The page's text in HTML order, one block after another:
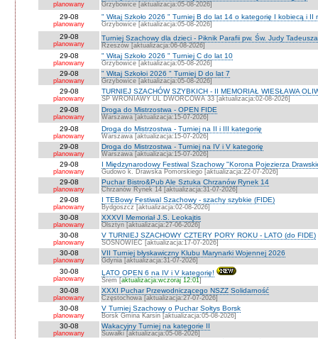
planowany Grzybowice [aktualizacja:05-08-2026]
29-08
planowany
" Witaj Szkoło 2026 " Turniej B do lat 14 o kategorię I kobiecą i II
Grzybowice [aktualizacja:05-08-2026]
29-08
planowany
Turniej Szachowy dla dzieci - Piknik Parafii pw. Św. Judy
Rzeszów [aktualizacja:06-08-2026]
29-08
planowany
" Witaj Szkoło 2026 " Turniej C do lat 10
Grzybowice [aktualizacja:05-08-2026]
29-08
planowany
" Witaj Szkołoi 2026 " Turniej D do lat 7
Grzybowice [aktualizacja:05-08-2026]
29-08
planowany
TURNIEJ SZACHÓW SZYBKICH - II MEMORIAŁ WIESŁAWA
SP WRONIAWY UL DWORCOWA 33 [aktualizacja:02-08-2026]
29-08
planowany
Droga do Mistrzostwa - OPEN FIDE
Warszawa [aktualizacja:15-07-2026]
29-08
planowany
Droga do Mistrzostwa - Turniej na II i III kategorię
Warszawa [aktualizacja:15-07-2026]
29-08
planowany
Droga do Mistrzostwa - Turniej na IV i V kategorię
Warszawa [aktualizacja:15-07-2026]
29-08
planowany
I Międzynarodowy Festiwal Szachowy "Korona Pojezierza
Gudowo k. Drawska Pomorskiego [aktualizacja:22-07-2026]
29-08
planowany
Puchar Bistro&Pub Ale Sztuka Chrzanów Rynek 14
Chrzanów Rynek 14 [aktualizacja:31-07-2026]
29-08
planowany
I TEBowy Festiwal Szachowy - szachy szybkie (FIDE)
Bydgoszcz [aktualizacja:02-08-2026]
30-08
planowany
XXXVI Memoriał J.S. Leokajtis
Olsztyn [aktualizacja:27-06-2026]
30-08
planowany
V TURNIEJ SZACHOWY CZTERY PORY ROKU - LATO (do FIDE)
SOSNOWIEC [aktualizacja:17-07-2026]
30-08
planowany
VII Turniej błyskawiczny Klubu Marynarki Wojennej 2026
Gdynia [aktualizacja:31-07-2026]
30-08
planowany
LATO OPEN 6 na IV i V kategorię!
Śrem [aktualizacja:wczoraj 12:01]
30-08
planowany
XXXI Puchar Przewodniczącego NSZZ Solidarność
Częstochowa [aktualizacja:27-07-2026]
30-08
planowany
V Turniej Szachowy o Puchar Sołtys Borsk
Borsk Gmina Karsin [aktualizacja:05-08-2026]
30-08
planowany
Wakacyjny Turniej na kategorie II
Suwałki [aktualizacja:05-08-2026]